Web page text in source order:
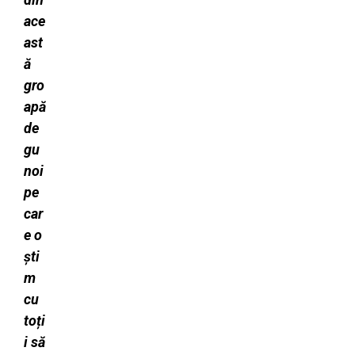
ace
ast
ă
gro
apă
de
gu
noi
pe
car
e o
ști
m
cu
toți
i să